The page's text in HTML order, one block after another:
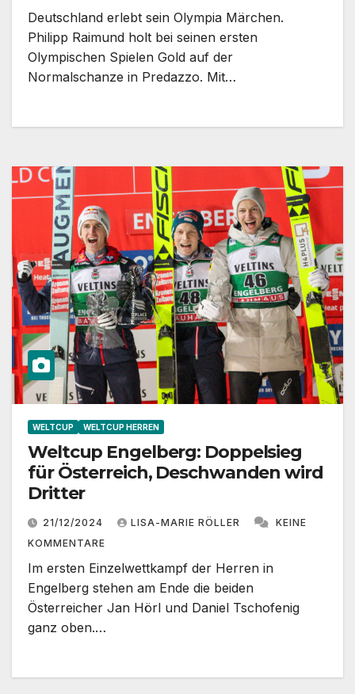
Deutschland erlebt sein Olympia Märchen.
Philipp Raimund holt bei seinen ersten
Olympischen Spielen Gold auf der
Normalschanze in Predazzo. Mit…
WELTCUP WELTCUP HERREN
Weltcup Engelberg: Doppelsieg
für Österreich, Deschwanden wird
Dritter
21/12/2024 LISA-MARIE RÖLLER
KEINE
KOMMENTARE
Im ersten Einzelwettkampf der Herren in
Engelberg stehen am Ende die beiden
Österreicher Jan Hörl und Daniel Tschofenig
ganz oben.…